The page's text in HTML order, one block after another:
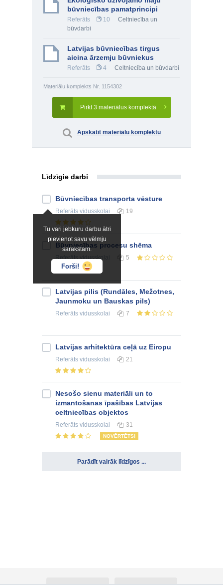
būvniecības pamatprincipi
Referāts 10
Celtniecība un
būvdarbi
Latvijas būvniecības tirgus
aicina ārzemju būvniekus
Referāts 4 Celtniecība un būvdarbi
Materiālu komplekts Nr. 1154302
Pirkt 3 materiālus komplektā
Apskatīt materiālu komplektu
Līdzīgie darbi
Tu vari jebkuru darbu ātri
pievienot savu vēlmju
sarakstam.
Forši!
Būvniecības transporta vēsture
Referāts vidusskolai 19
Būvniecības procesu shēma
Referātsvidusskolai 5
Latvijas pilis (Rundāles, Mežotnes,
Jaunmoku un Bauskas pils)
Referāts vidusskolai 7
Latvijas arhitektūra ceļā uz Eiropu
Referāts vidusskolai 21
Nesošo sienu materiāli un to
izmantošanas īpašības Latvijas
celtniecības objektos
Referāts vidusskolai 31
NOVĒRTĒTS!
Parādīt vairāk līdzīgos ...